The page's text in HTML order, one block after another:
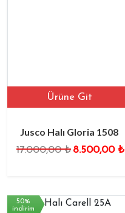
Ürüne Git
Jusco Halı Gloria 1508
17.000,00₺ 8.500,00 ₺
50%
indirim